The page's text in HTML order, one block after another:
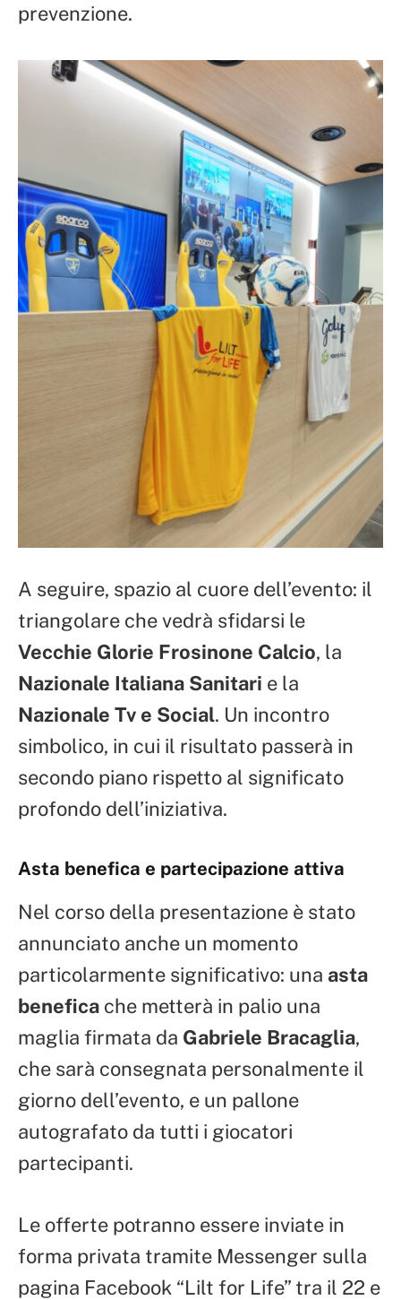
prevenzione.
A seguire, spazio al cuore dell’evento: il
triangolare che vedrà sfidarsi le
Vecchie Glorie Frosinone Calcio, la
Nazionale Italiana Sanitari e la
Nazionale Tv e Social. Un incontro
simbolico, in cui il risultato passerà in
secondo piano rispetto al significato
profondo dell’iniziativa.
Asta benefica e partecipazione attiva
Nel corso della presentazione è stato
annunciato anche un momento
particolarmente significativo: una asta
benefica che metterà in palio una
maglia firmata da Gabriele Bracaglia,
che sarà consegnata personalmente il
giorno dell’evento, e un pallone
autografato da tutti i giocatori
partecipanti.
Le offerte potranno essere inviate in
forma privata tramite Messenger sulla
pagina Facebook “Lilt for Life” tra il 22 e